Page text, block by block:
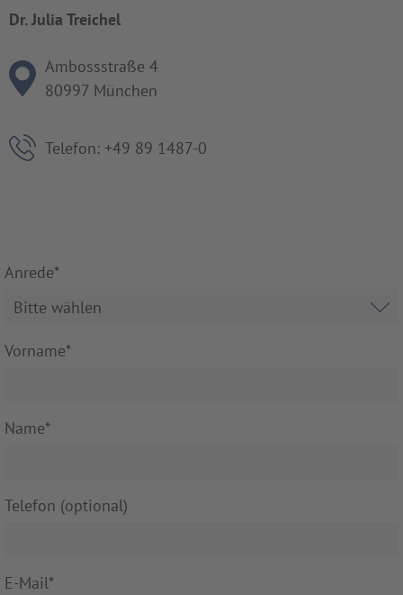
Dr. Julia Treichel
Ambossstraße 4
80997 München
Telefon: +49 89 1487-0
Anrede*
Vorname*
Name*
Telefon (optional)
E-Mail*